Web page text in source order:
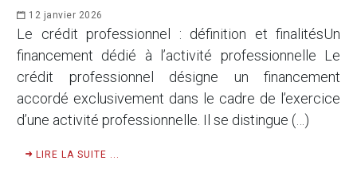
12 janvier 2026
Le crédit professionnel : définition et finalitésUn
financement dédié à l’activité professionnelle Le
crédit professionnel désigne un financement
accordé exclusivement dans le cadre de l’exercice
d’une activité professionnelle. Il se distingue (…)
LIRE LA SUITE ...